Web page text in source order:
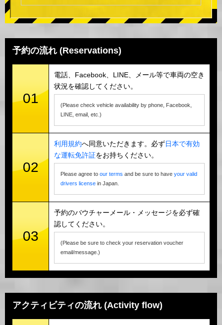
予約の流れ (Reservations)
01
電話、Facebook、LINE、メール等で車両の空き
状況を確認してください。
(Please check vehicle availability by phone, Facebook,
LINE, email, etc.)
02
利用規約へ同意いただきます。必ず日本で有効
な運転免許証をお持ちください。
Please agree to our terms and be sure to have your valid
drivers license in Japan.
03
予約のバウチャーメール・メッセージを必ず確
認してください。
(Please be sure to check your reservation voucher
email/message.)
アクティビティの流れ (Activity flow)